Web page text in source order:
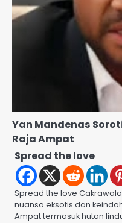
Yan Mandenas
Raja Ampat
Spread the love
Spread the love
nuansa eksotis dan
Ampat termasuk hutan